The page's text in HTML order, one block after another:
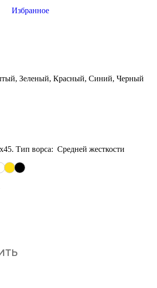
Избранное
Зеленый, Красный, Синий, Черный
Тип ворса: Средней жесткости